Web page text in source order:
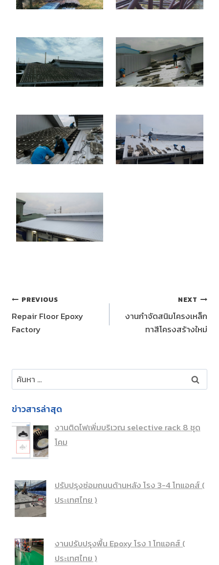
แนะแนว
เรื่อง
PREVIOUS
Repair Floor Epoxy
Factory
NEXT
งานกำจัดสนิมโครงเหล็ก
ทาสีโครงสร้างใหม่
ค้นหา
สำหรับ:
ข่าวสารล่าสุด
งานติดไฟเพิ่มบริเวณ selective rack 8 ชุด
โคม
ปรับปรุงซ่อมถนนด้านหลัง โรง 3-4 โทแอคส์ (
ประเทศไทย )
งานปรับปรุงพื้น Epoxy โรง 1 โทแอคส์ (
ประเทศไทย )